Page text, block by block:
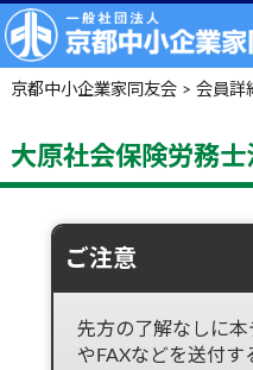
京都中小企業家同友会> 会員詳
大原社会保険労務士
ご注意
先方の了解なしに
やFAXなどを送付す